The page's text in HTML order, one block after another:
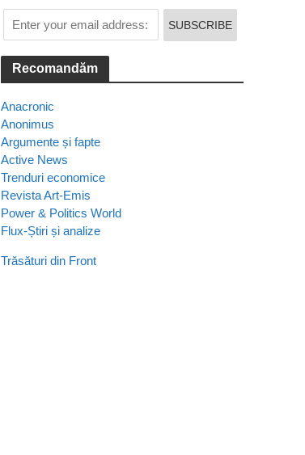
Recomandăm
Anacronic
Anonimus
Argumente și fapte
Active News
Trenduri economice
Revista Art-Emis
Power & Politics World
Flux-Știri și analize
Trăsături din Front